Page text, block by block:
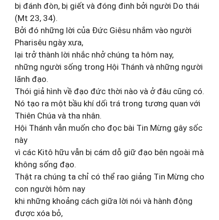
bị đánh đòn, bị giết và đóng đinh bởi người Do thái
(Mt 23, 34).
Bởi đó những lời của Đức Giêsu nhắm vào người
Pharisêu ngày xưa,
lại trở thành lời nhắc nhở chúng ta hôm nay,
những người sống trong Hội Thánh và những người
lãnh đạo.
Thói giả hình về đạo đức thời nào và ở đâu cũng có.
Nó tạo ra một bầu khí dối trá trong tương quan với
Thiên Chúa và tha nhân.
Hội Thánh vẫn muốn cho đọc bài Tin Mừng gây sốc
này
vì các Kitô hữu vẫn bị cám dỗ giữ đạo bên ngoài mà
không sống đạo.
Thật ra chúng ta chỉ có thể rao giảng Tin Mừng cho
con người hôm nay
khi những khoảng cách giữa lời nói và hành động
được xóa bỏ,